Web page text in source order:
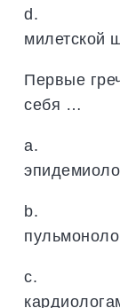
d.
милетской
Первые
себя …
a.
b.
c.